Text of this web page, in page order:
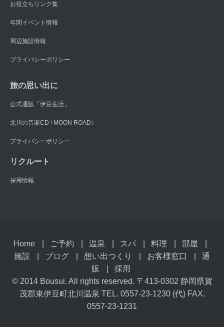
お役立ちリンク集
年間イベント情報
周辺施設情報
プライバシーポリシー
旅の思い出に
公式通販「伊豆生活」
北川の音楽CD ｢MOON ROAD｣
プライバシーポリシー
リクルート
採用情報
Home ご予約 温泉 スパ 料理
部屋
施設
ブログ 想い出つくり お客様窓口
通
販
採用
© 2014 Bousui. All rights reserved. 〒413-0302 静岡県賀
茂郡東伊豆町北川温泉 TEL. 0557-23-1230 (代) FAX.
0557-23-1231